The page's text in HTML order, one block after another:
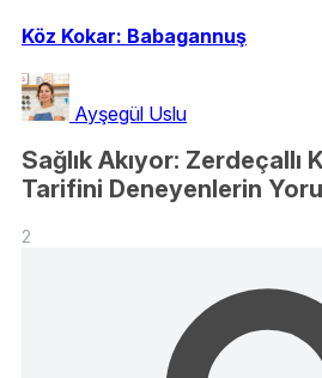
Köz Kokar: Babagannuş
Ayşegül Uslu
Sağlık Akıyor: Zerdeçallı
Tarifini Deneyenlerin
2